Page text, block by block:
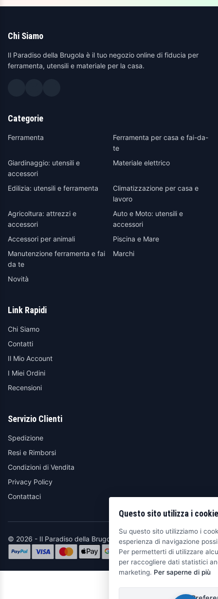
Chi Siamo
Il Paradiso della Brugola è il tuo negozio online di fiducia per
ferramenta, utensili e materiale per la casa.
Categorie
Ferramenta
Ferramenta per casa e fai-da-
te
Giardinaggio: utensili e
accessori
Materiale elettrico
Edilizia: utensili e ferramenta
Climatizzazione per casa e
lavoro
Agricoltura: attrezzi e
accessori
Auto e Moto: utensili e
accessori
Accessori per animali
Piscina e Mare
Manutenzione ferramenta e fai
da te
Marchi
Novità
Link Rapidi
Chi Siamo
Contatti
Il Mio Account
I Miei Ordini
Recensioni
Servizio Clienti
Spedizione
Resi e Rimborsi
Condizioni di Vendita
Privacy Policy
Contattaci
© 2026 - Il Paradiso della Brugola
Questo sito utilizza i cookie
Su questo sito utilizziamo i
esperienza di navigazione
Per permetterti di utilizzare
per raccogliere dati statistici
marketing. Per saperne di più